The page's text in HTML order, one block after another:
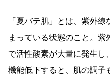
「夏バテ肌」とは、紫外
まっている状態のこと。
で活性酸素が大量に発生
機能低下すると、肌の調子